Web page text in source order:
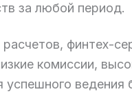
за любой период.
финтех-
комиссии,
ведения